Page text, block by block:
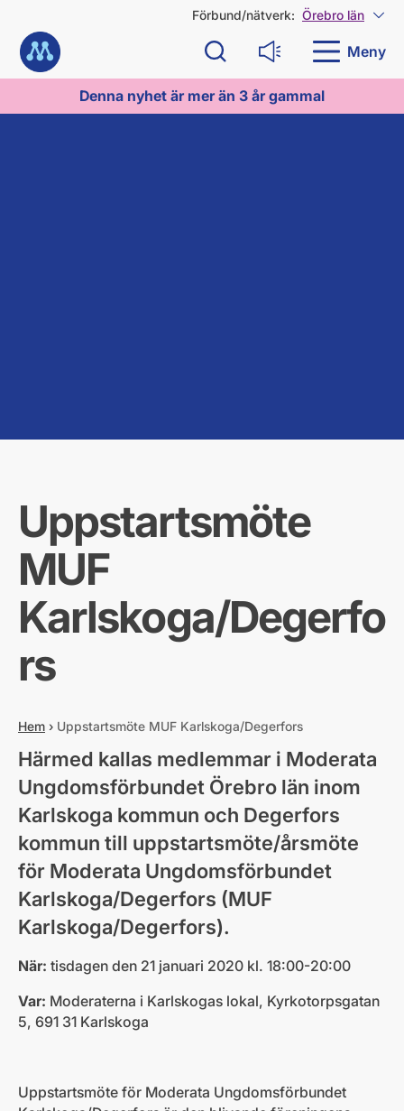
r
k
Förbund/nätverk: Örebro län
Sök Läs upp Meny
Denna nyhet är mer än 3 år gammal
Uppstartsmöte
MUF
Karlskoga/Degerfo
rs
Hem › Uppstartsmöte MUF Karlskoga/Degerfors
Härmed kallas medlemmar i Moderata
Ungdomsförbundet Örebro län inom
Karlskoga kommun och Degerfors
kommun till uppstartsmöte/årsmöte
för Moderata Ungdomsförbundet
Karlskoga/Degerfors (MUF
Karlskoga/Degerfors).
När: tisdagen den 21 januari 2020 kl. 18:00-20:00
Var: Moderaterna i Karlskogas lokal, Kyrkotorpsgatan
5, 691 31 Karlskoga
Uppstartsmöte för Moderata Ungdomsförbundet